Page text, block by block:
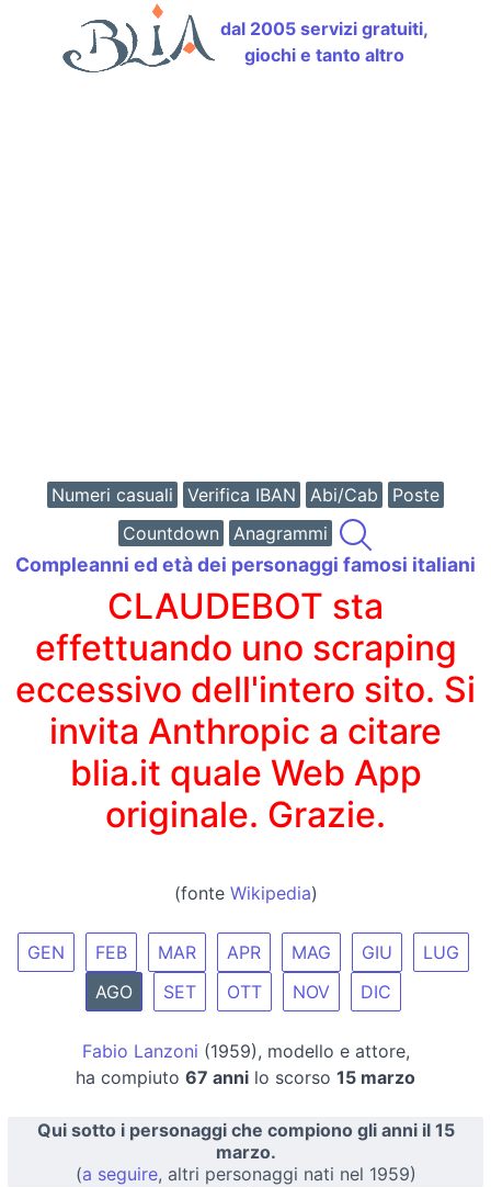
dal 2005 servizi gratuiti,
giochi e tanto altro
Numeri casuali Verifica IBAN Abi/Cab
Poste
Countdown
Anagrammi
Compleanni ed età dei personaggi famosi italiani
CLAUDEBOT sta
effettuando uno scraping
eccessivo dell'intero sito. Si
invita Anthropic a citare
blia.it quale Web App
originale. Grazie.
(fonte Wikipedia)
GEN FEB MAR APR MAG GIU
LUG
AGO
SET OTT NOV DIC
Fabio Lanzoni (1959), modello e attore,
ha compiuto 67 anni lo scorso 15 marzo
Qui sotto i personaggi che compiono gli anni il 15
marzo.
(a seguire, altri personaggi nati nel 1959)